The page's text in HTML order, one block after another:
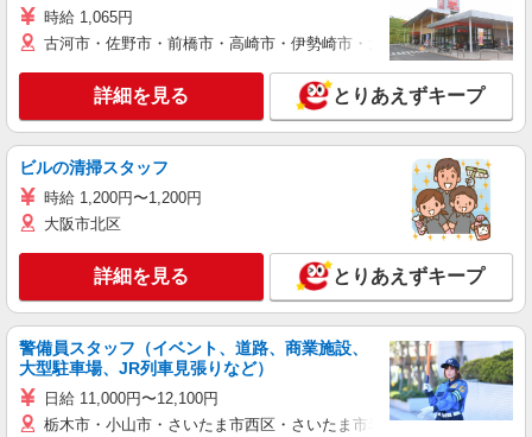
時給 1,065円
古河市・佐野市・前橋市・高崎市・伊勢崎市・太田市・館林市・藤
詳細を見る とりあえずキープ
ビルの清掃スタッフ
時給 1,200円〜1,200円
大阪市北区
詳細を見る とりあえずキープ
警備員スタッフ（イベント、道路、商業施設、
大型駐車場、JR列車見張りなど）
日給 11,000円〜12,100円
栃木市・小山市・さいたま市西区・さいたま市岩槻区・久喜市・蓮田